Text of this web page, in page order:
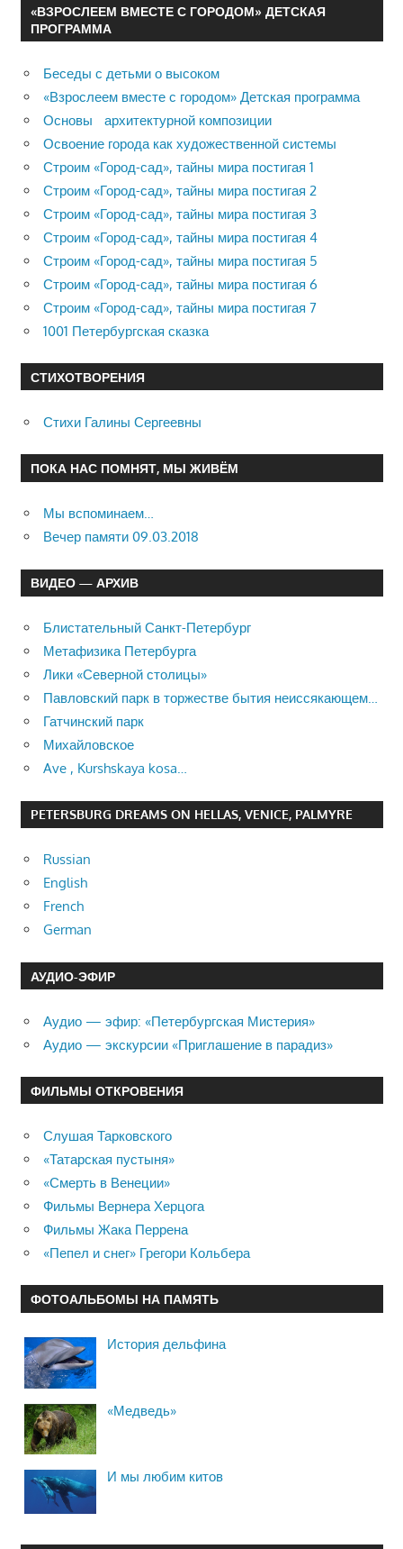
«ВЗРОСЛЕЕМ ВМЕСТЕ С ГОРОДОМ» ДЕТСКАЯ
ПРОГРАММА
Беседы с детьми о высоком
«Взрослеем вместе с городом» Детская программа
Основы архитектурной композиции
Освоение города как художественной системы
Строим «Город-сад», тайны мира постигая 1
Строим «Город-сад», тайны мира постигая 2
Строим «Город-сад», тайны мира постигая 3
Строим «Город-сад», тайны мира постигая 4
Строим «Город-сад», тайны мира постигая 5
Строим «Город-сад», тайны мира постигая 6
Строим «Город-сад», тайны мира постигая 7
1001 Петербургская сказка
СТИХОТВОРЕНИЯ
Стихи Галины Сергеевны
ПОКА НАС ПОМНЯТ, МЫ ЖИВЁМ
Мы вспоминаем…
Вечер памяти 09.03.2018
ВИДЕО — АРХИВ
Блистательный Санкт-Петербург
Метафизика Петербурга
Лики «Северной столицы»
Павловский парк в торжестве бытия неиссякающем…
Гатчинский парк
Михайловское
Ave , Kurshskaya kosa…
PETERSBURG DREAMS ON HELLAS, VENICE, PALMYRE
Russian
English
French
German
АУДИО-ЭФИР
Аудио — эфир: «Петербургская Мистерия»
Аудио — экскурсии «Приглашение в парадиз»
ФИЛЬМЫ ОТКРОВЕНИЯ
Слушая Тарковского
«Татарская пустыня»
«Смерть в Венеции»
Фильмы Вернера Херцога
Фильмы Жака Перрена
«Пепел и снег» Грегори Кольбера
ФОТОАЛЬБОМЫ НА ПАМЯТЬ
История дельфина
«Медведь»
И мы любим китов